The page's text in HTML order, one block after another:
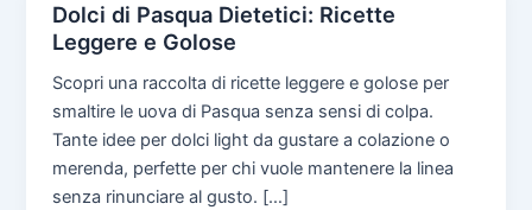
Dolci di Pasqua Dietetici: Ricette
Leggere e Golose
Scopri una raccolta di ricette leggere e golose per
smaltire le uova di Pasqua senza sensi di colpa.
Tante idee per dolci light da gustare a colazione o
merenda, perfette per chi vuole mantenere la linea
senza rinunciare al gusto. […]